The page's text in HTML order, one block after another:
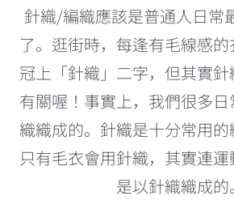
針織/編織應該是普通人日常
了。逛街時，每逢有毛線感
冠上「針織」二字，但其實
有關喔！事實上，我們很多
織織成的。針織是十分常用
只有毛衣會用針織，其實連
是以針織織成的。